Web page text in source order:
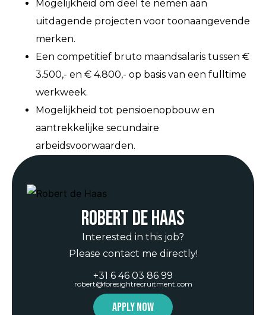
Mogelijkheid om deel te nemen aan
uitdagende projecten voor toonaangevende
merken.
Een competitief bruto maandsalaris tussen €
3.500,- en € 4.800,- op basis van een fulltime
werkweek.
Mogelijkheid tot pensioenopbouw en
aantrekkelijke secundaire
arbeidsvoorwaarden.
Robert de Haas
Interested in this job?
Please contact me directly!
+31 6 46 03 86 99
robert@foresightrecruitment.com
Apply now